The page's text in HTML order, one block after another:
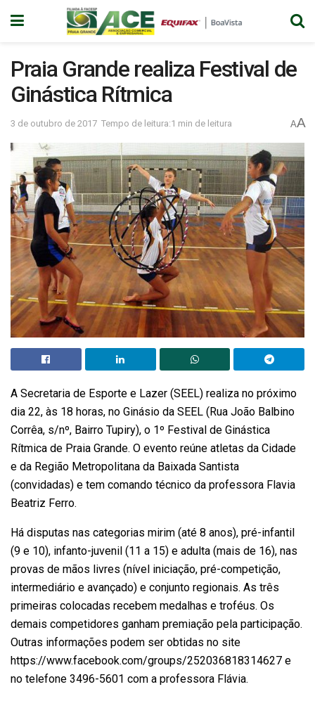
Praia Grande realiza Festival de
Ginástica Rítmica
3 de outubro de 2017 Tempo de leitura:1 min de leitura AA
A Secretaria de Esporte e Lazer (SEEL) realiza no próximo
dia 22, às 18 horas, no Ginásio da SEEL (Rua João Balbino
Corrêa, s/nº, Bairro Tupiry), o 1º Festival de Ginástica
Rítmica de Praia Grande. O evento reúne atletas da Cidade
e da Região Metropolitana da Baixada Santista
(convidadas) e tem comando técnico da professora Flavia
Beatriz Ferro.
Há disputas nas categorias mirim (até 8 anos), pré-infantil
(9 e 10), infanto-juvenil (11 a 15) e adulta (mais de 16), nas
provas de mãos livres (nível iniciação, pré-competição,
intermediário e avançado) e conjunto regionais. As três
primeiras colocadas recebem medalhas e troféus. Os
demais competidores ganham premiação pela participação.
Outras informações podem ser obtidas no site
https://www.facebook.com/groups/252036818314627 e
no telefone 3496-5601 com a professora Flávia.